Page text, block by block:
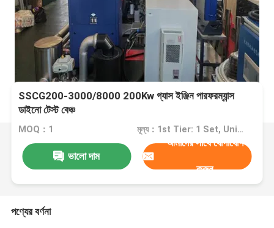
SSCG200-3000/8000 200Kw গ্যাস ইঞ্জিন পারফরম্যান্স
ডাইনো টেস্ট বেঞ্চ
MOQ：1 মূল্য：1st Tier: 1 Set, Unit Price USD 3.00 2nd Tier: 2-5 Sets, Unit Price USD 2.00 3rd Tier: Over 5 Sets, Unit Price USD 1.00
ভালো দাম
আমাদের সাথে যোগাযোগ
করুন
পণ্যের বর্ণনা